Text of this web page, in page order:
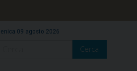
09 agosto 2026
Cerca